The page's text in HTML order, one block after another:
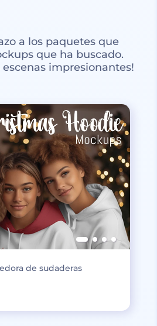
a los paquetes que
que ha buscado.
escenas impresionantes!
de sudaderas